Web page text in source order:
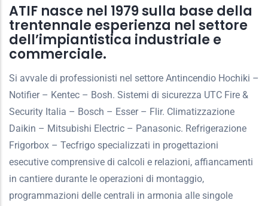
ATIF nasce nel 1979 sulla base della
trentennale esperienza nel settore
dell’impiantistica industriale e
commerciale.
Si avvale di professionisti nel settore Antincendio Hochiki –
Notifier – Kentec – Bosh. Sistemi di sicurezza UTC Fire &
Security Italia – Bosch – Esser – Flir. Climatizzazione
Daikin – Mitsubishi Electric – Panasonic. Refrigerazione
Frigorbox – Tecfrigo specializzati in progettazioni
esecutive comprensive di calcoli e relazioni, affiancamenti
in cantiere durante le operazioni di montaggio,
programmazioni delle centrali in armonia alle singole